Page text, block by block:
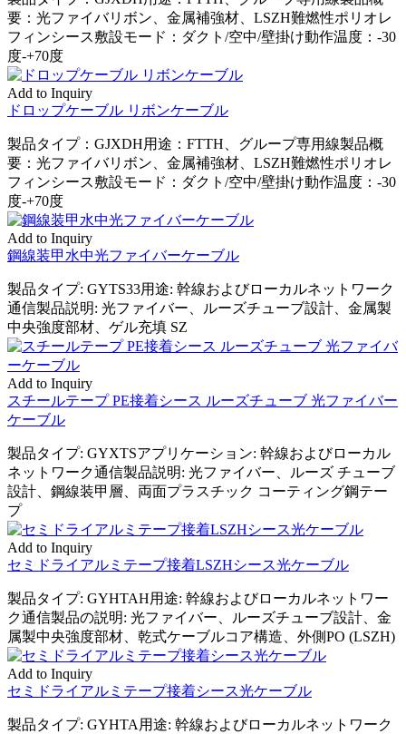
要：光ファイバリボン、金属補強材、LSZH難燃性ポリオレ
フィンシース敷設モード：ダクト/空中/壁掛け動作温度：-30
度-+70度
Add to Inquiry
ドロップケーブル リボンケーブル
製品タイプ：GJXDH用途：FTTH、グループ専用線製品概
要：光ファイバリボン、金属補強材、LSZH難燃性ポリオレ
フィンシース敷設モード：ダクト/空中/壁掛け動作温度：-30
度-+70度
Add to Inquiry
鋼線装甲水中光ファイバーケーブル
製品タイプ: GYTS33用途: 幹線およびローカルネットワーク
通信製品説明: 光ファイバー、ルーズチューブ設計、金属製
中央強度部材、ゲル充填 SZ
Add to Inquiry
スチールテープ PE接着シース ルーズチューブ 光ファイバー
ケーブル
製品タイプ: GYXTSアプリケーション: 幹線およびローカル
ネットワーク通信製品説明: 光ファイバー、ルーズ チューブ
設計、鋼線装甲層、両面プラスチック コーティング鋼テー
プ
Add to Inquiry
セミドライアルミテープ接着LSZHシース光ケーブル
製品タイプ: GYHTAH用途: 幹線およびローカルネットワー
ク通信製品の説明: 光ファイバー、ルーズチューブ設計、金
属製中央強度部材、乾式ケーブルコア構造、外側PO (LSZH)
Add to Inquiry
セミドライアルミテープ接着シース光ケーブル
製品タイプ: GYHTA用途: 幹線およびローカルネットワーク